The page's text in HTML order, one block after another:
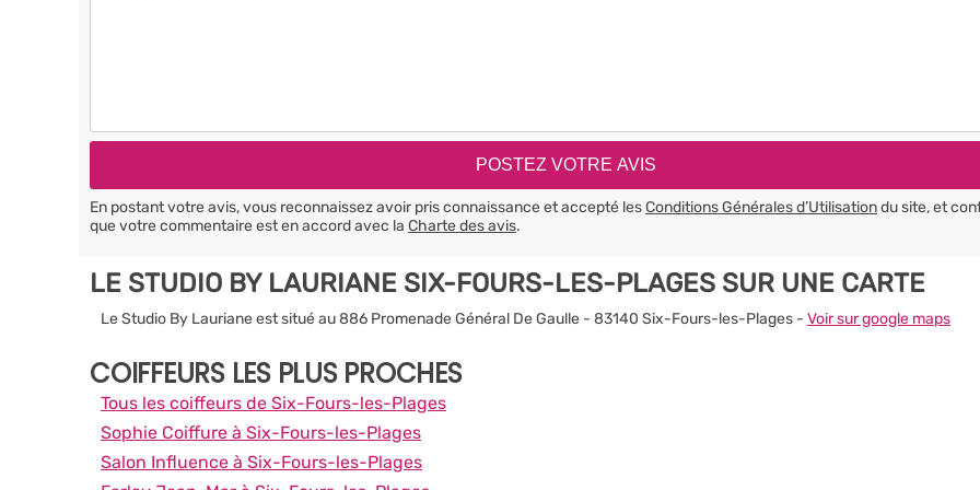
En postant votre avis, vous reconnaissez avoir pris connaissance et accepté lesConditions Générales d’Utilisationdu site, et
que votre commentaire est en accord avec la Charte des avis.
LE STUDIO BY LAURIANE SIX-FOURS-LES-PLAGES SUR UNE CARTE
Le Studio By Lauriane est situé au 886 Promenade Général De Gaulle - 83140 Six-Fours-les-Plages - Voir sur google maps
COIFFEURS LES PLUS PROCHES
Tous les coiffeurs de Six-Fours-les-Plages
Sophie Coiffure à Six-Fours-les-Plages
Salon Influence à Six-Fours-les-Plages